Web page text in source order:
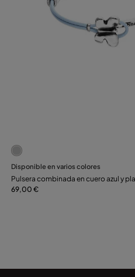
5 de 5 Valoraciones de
Seleccionar talla
S M
Disponible en varios colores
Pulsera combinada en cuero azul y
adorno de mariposa
69,00 €